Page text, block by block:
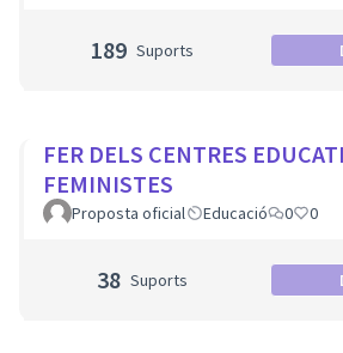
189 Suports
FER DELS CENTRES
FEMINISTES
Proposta oficial Educació 0 0
38 Suports